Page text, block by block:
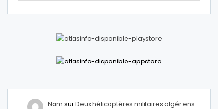
Nam surDeux hélicoptères militaires algériens